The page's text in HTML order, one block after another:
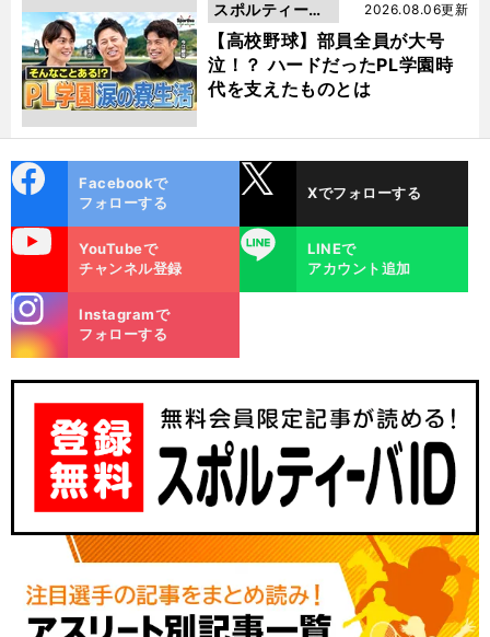
【高校野球】部員全員が大号
泣！？ ハードだったPL学園時
代を支えたものとは
2026.08.06更新
スポルティーバ
動画
ok
Facebookで
フォローする
Xでフォローする
YouTubeで
チャンネル登録
LINE
LINEで
アカウント追加
m
Instagramで
フォローする